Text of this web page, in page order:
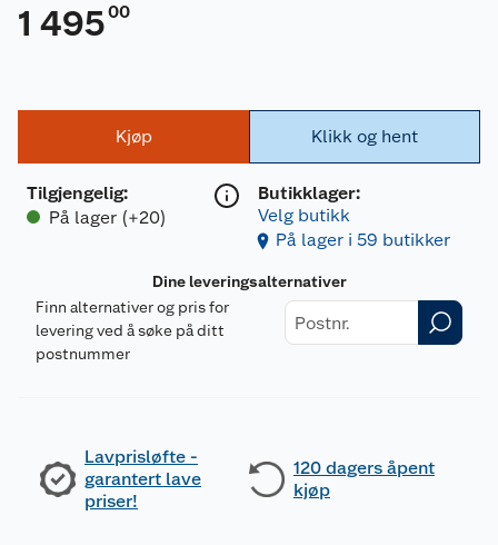
1 49500
Kjøp
Tilgjengelig:
På lager (+20)
Klikk og hent
Butikklager:
Velg butikk
På lager i 59 butikker
Dine leveringsalternativer
Finn alternativer og pris for
levering ved å søke på ditt
postnummer
Lavprisløfte -
garantert lave
priser!
120 dagers åpent
kjøp